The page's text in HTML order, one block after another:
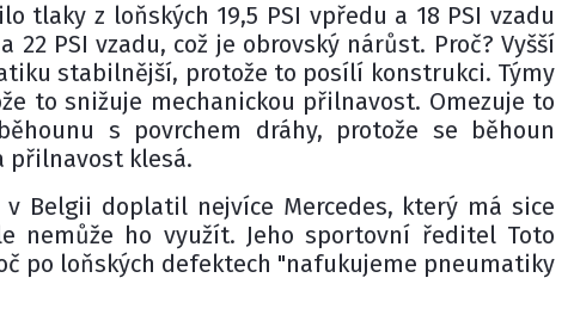
tlaky z loňských 19,5 PSI vpředu a 18 PSI vzadu
22 PSI vzadu, což je obrovský nárůst. Proč? Vyšší
stabilnější, protože to posílí konstrukci. Týmy
to snižuje mechanickou přilnavost. Omezuje to
s povrchem dráhy, protože se běhoun
přilnavost klesá.
v Belgii doplatil nejvíce Mercedes, který má sice
nemůže ho využít. Jeho sportovní ředitel Toto
po loňských defektech "nafukujeme pneumatiky